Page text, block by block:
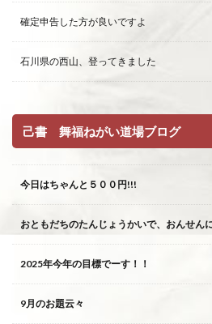
確定申告した方が良いですよ
石川県の西山、登ってきました
己書 舞福ねがい道場ブログ
今日はちゃんと５００円!!!
おともだちのたんじょうかいで、おんせん
2025年今年の目標でーす！！
9月のお題云々